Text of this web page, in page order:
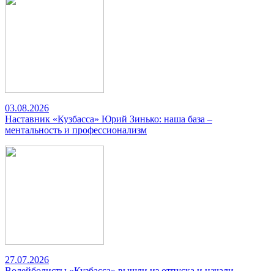
03.08.2026
Наставник «Кузбасса» Юрий Зинько: наша база –
ментальность и профессионализм
27.07.2026